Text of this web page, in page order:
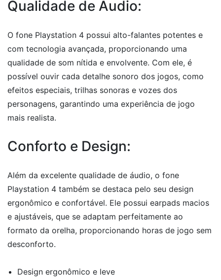
Qualidade de Áudio:
O fone Playstation 4 possui alto-falantes potentes e
com tecnologia avançada, proporcionando uma
qualidade de som nítida e envolvente. Com ele, é
possível ouvir cada detalhe sonoro dos jogos, como
efeitos especiais, trilhas sonoras e vozes dos
personagens, garantindo uma experiência de jogo
mais realista.
Conforto e Design:
Além da excelente qualidade de áudio, o fone
Playstation 4 também se destaca pelo seu design
ergonômico e confortável. Ele possui earpads macios
e ajustáveis, que se adaptam perfeitamente ao
formato da orelha, proporcionando horas de jogo sem
desconforto.
Design ergonômico e leve